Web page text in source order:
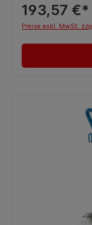
193,57 €*
Preise exkl. MwSt.